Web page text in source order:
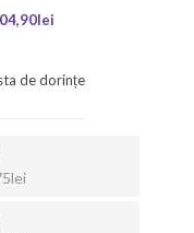
de dorințe